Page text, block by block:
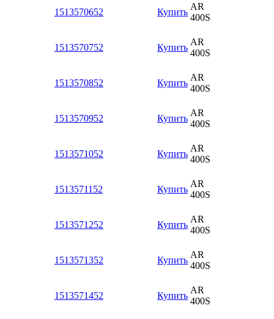
1513570652 Купить
AR
400S
1513570752 Купить
AR
400S
1513570852 Купить
AR
400S
1513570952 Купить
AR
400S
1513571052 Купить
AR
400S
1513571152 Купить
AR
400S
1513571252 Купить
AR
400S
1513571352 Купить
AR
400S
1513571452 Купить
AR
400S